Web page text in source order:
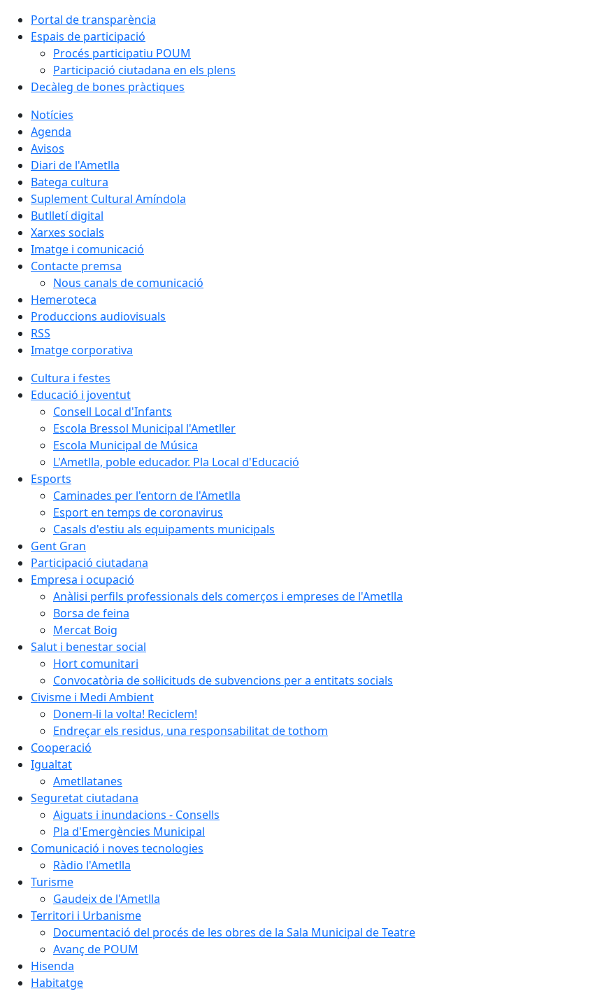
Portal de transparència
Espais de participació
Procés participatiu POUM
Participació ciutadana en els plens
Decàleg de bones pràctiques
Notícies
Agenda
Avisos
Diari de l'Ametlla
Batega cultura
Suplement Cultural Amíndola
Butlletí digital
Xarxes socials
Imatge i comunicació
Contacte premsa
Nous canals de comunicació
Hemeroteca
Produccions audiovisuals
RSS
Imatge corporativa
Cultura i festes
Educació i joventut
Consell Local d'Infants
Escola Bressol Municipal l'Ametller
Escola Municipal de Música
L'Ametlla, poble educador. Pla Local d'Educació
Esports
Caminades per l'entorn de l'Ametlla
Esport en temps de coronavirus
Casals d'estiu als equipaments municipals
Gent Gran
Participació ciutadana
Empresa i ocupació
Anàlisi perfils professionals dels comerços i empreses de l'Ametlla
Borsa de feina
Mercat Boig
Salut i benestar social
Hort comunitari
Convocatòria de sol·licituds de subvencions per a entitats socials
Civisme i Medi Ambient
Donem-li la volta! Reciclem!
Endreçar els residus, una responsabilitat de tothom
Cooperació
Igualtat
Ametllatanes
Seguretat ciutadana
Aiguats i inundacions - Consells
Pla d'Emergències Municipal
Comunicació i noves tecnologies
Ràdio l'Ametlla
Turisme
Gaudeix de l'Ametlla
Territori i Urbanisme
Documentació del procés de les obres de la Sala Municipal de Teatre
Avanç de POUM
Hisenda
Habitatge